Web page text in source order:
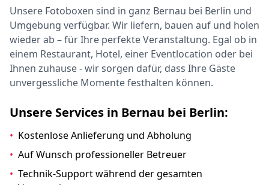
Unsere Fotoboxen sind in ganz Bernau bei Berlin und
Umgebung verfügbar. Wir liefern, bauen auf und holen
wieder ab – für Ihre perfekte Veranstaltung. Egal ob in
einem Restaurant, Hotel, einer Eventlocation oder bei
Ihnen zuhause - wir sorgen dafür, dass Ihre Gäste
unvergessliche Momente festhalten können.
Unsere Services in Bernau bei Berlin:
• Kostenlose Anlieferung und Abholung
• Auf Wunsch professioneller Betreuer
• Technik-Support während der gesamten